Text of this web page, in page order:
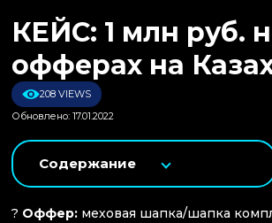
КЕЙС: 1 млн руб.
офферах на
208 VIEWS
Обновлено: 17.01.2022
Содержание
? Оффер: меховая шапка/шапка